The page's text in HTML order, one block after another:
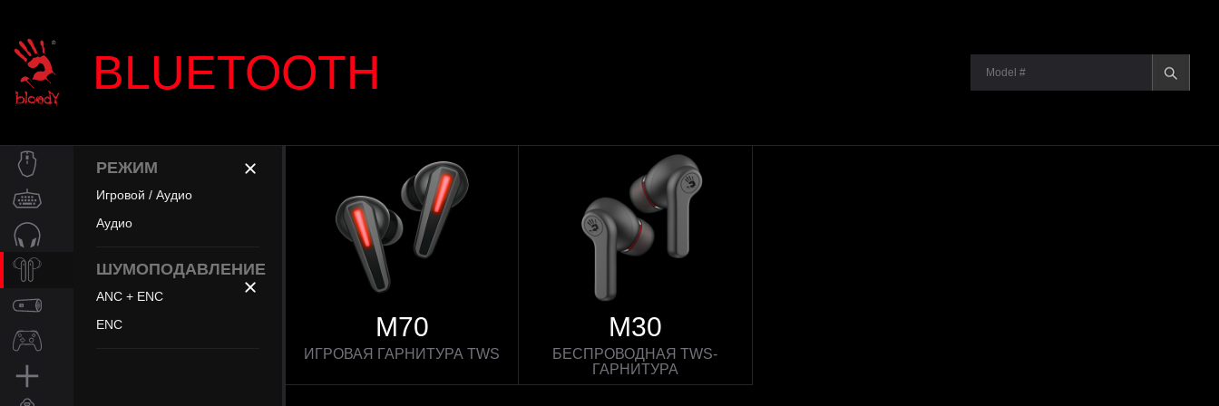
МЫШИ
КЛАВИАТУРЫ
ГАРНИТУРЫ
BLUETOOTH
КОЛОНКИ
ГЕЙМПАДЫ
BLUETOOTH
РЕЖИМ
Игровой / Аудио
Аудио
ШУМОПОДАВЛЕНИЕ
ANC + ENC
ENC
M70
ИГРОВАЯ ГАРНИТУРА TWS
M30
БЕСПРОВОДНАЯ TWS-
ГАРНИТУРА